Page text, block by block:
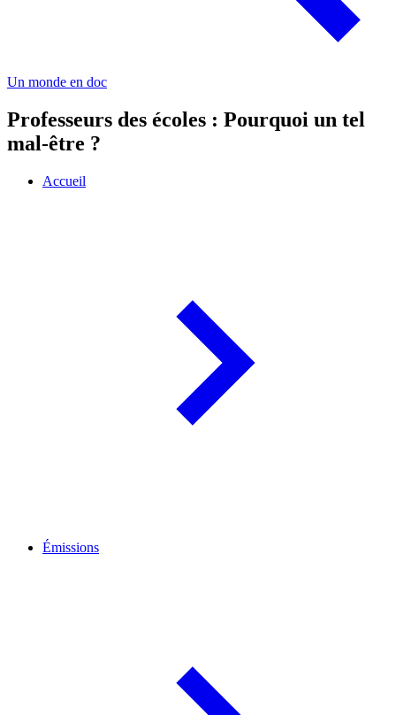
Un monde en doc
Professeurs des écoles : Pourquoi un tel
mal-être ?
Accueil
Émissions